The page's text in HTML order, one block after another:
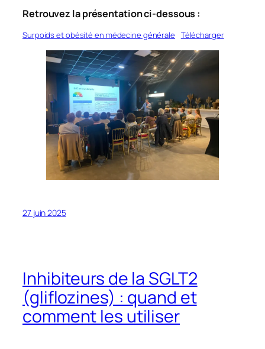
Retrouvez la présentation ci-dessous :
Surpoids et obésité en médecine générale Télécharger
27 juin 2025
Inhibiteurs de la SGLT2
(gliflozines) : quand et
comment les utiliser